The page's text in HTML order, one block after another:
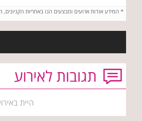
* המידע אודות ארועים ומבצעים הנו באחריות
תגובות לאירוע
היית